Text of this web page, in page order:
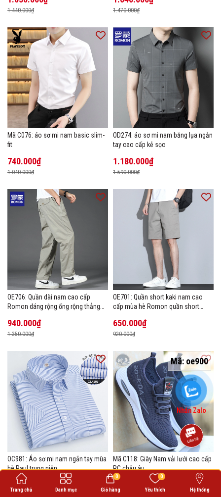
Mã: oe900
1.440.000₫ 1.470.000₫
Mã C076: áo sơ mi nam basic slim-
fit
740.000₫
1.040.000₫
OD274: áo sơ mi nam băng lụa ngắn
tay cao cấp kẻ sọc
1.180.000₫
1.590.000₫
OE706: Quần dài nam cao cấp
Romon dáng rộng ống rộng thẳng
940.000₫
1.350.000₫
OE701: Quần short kaki nam cao
cấp mùa hè Romon quần short
650.000₫
920.000₫
OC981: Áo sơ mi nam ngắn tay mùa
hè Paul trung niên
430.000₫
Mã C118: Giày Nam vải lưới cao cấp
PC châu âu
1.180.000₫
Trang chủ Danh mục Giỏ hàng
0
Yêu thích
0
Hệ thống
Nhắn Zalo